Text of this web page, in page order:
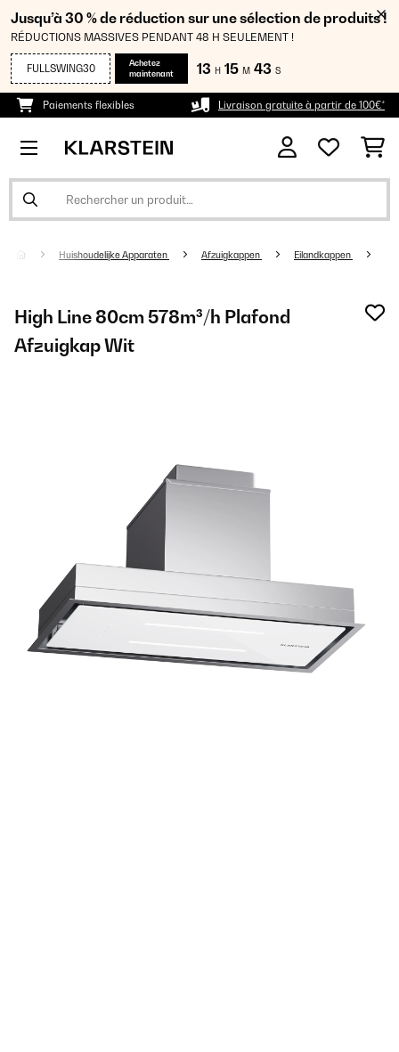
Jusqu’à 30 % de réduction sur une sélection de produits !
RÉDUCTIONS MASSIVES PENDANT 48 H SEULEMENT !
FULLSWING30
Achetez
maintenant
13 H 15 M 42 S
Paiements flexibles Livraison gratuite à partir de 100€*
Huishoudelijke Apparaten Afzuigkappen Eilandkappen
High Line 80cm 578m³/h Plafond
Afzuigkap Wit